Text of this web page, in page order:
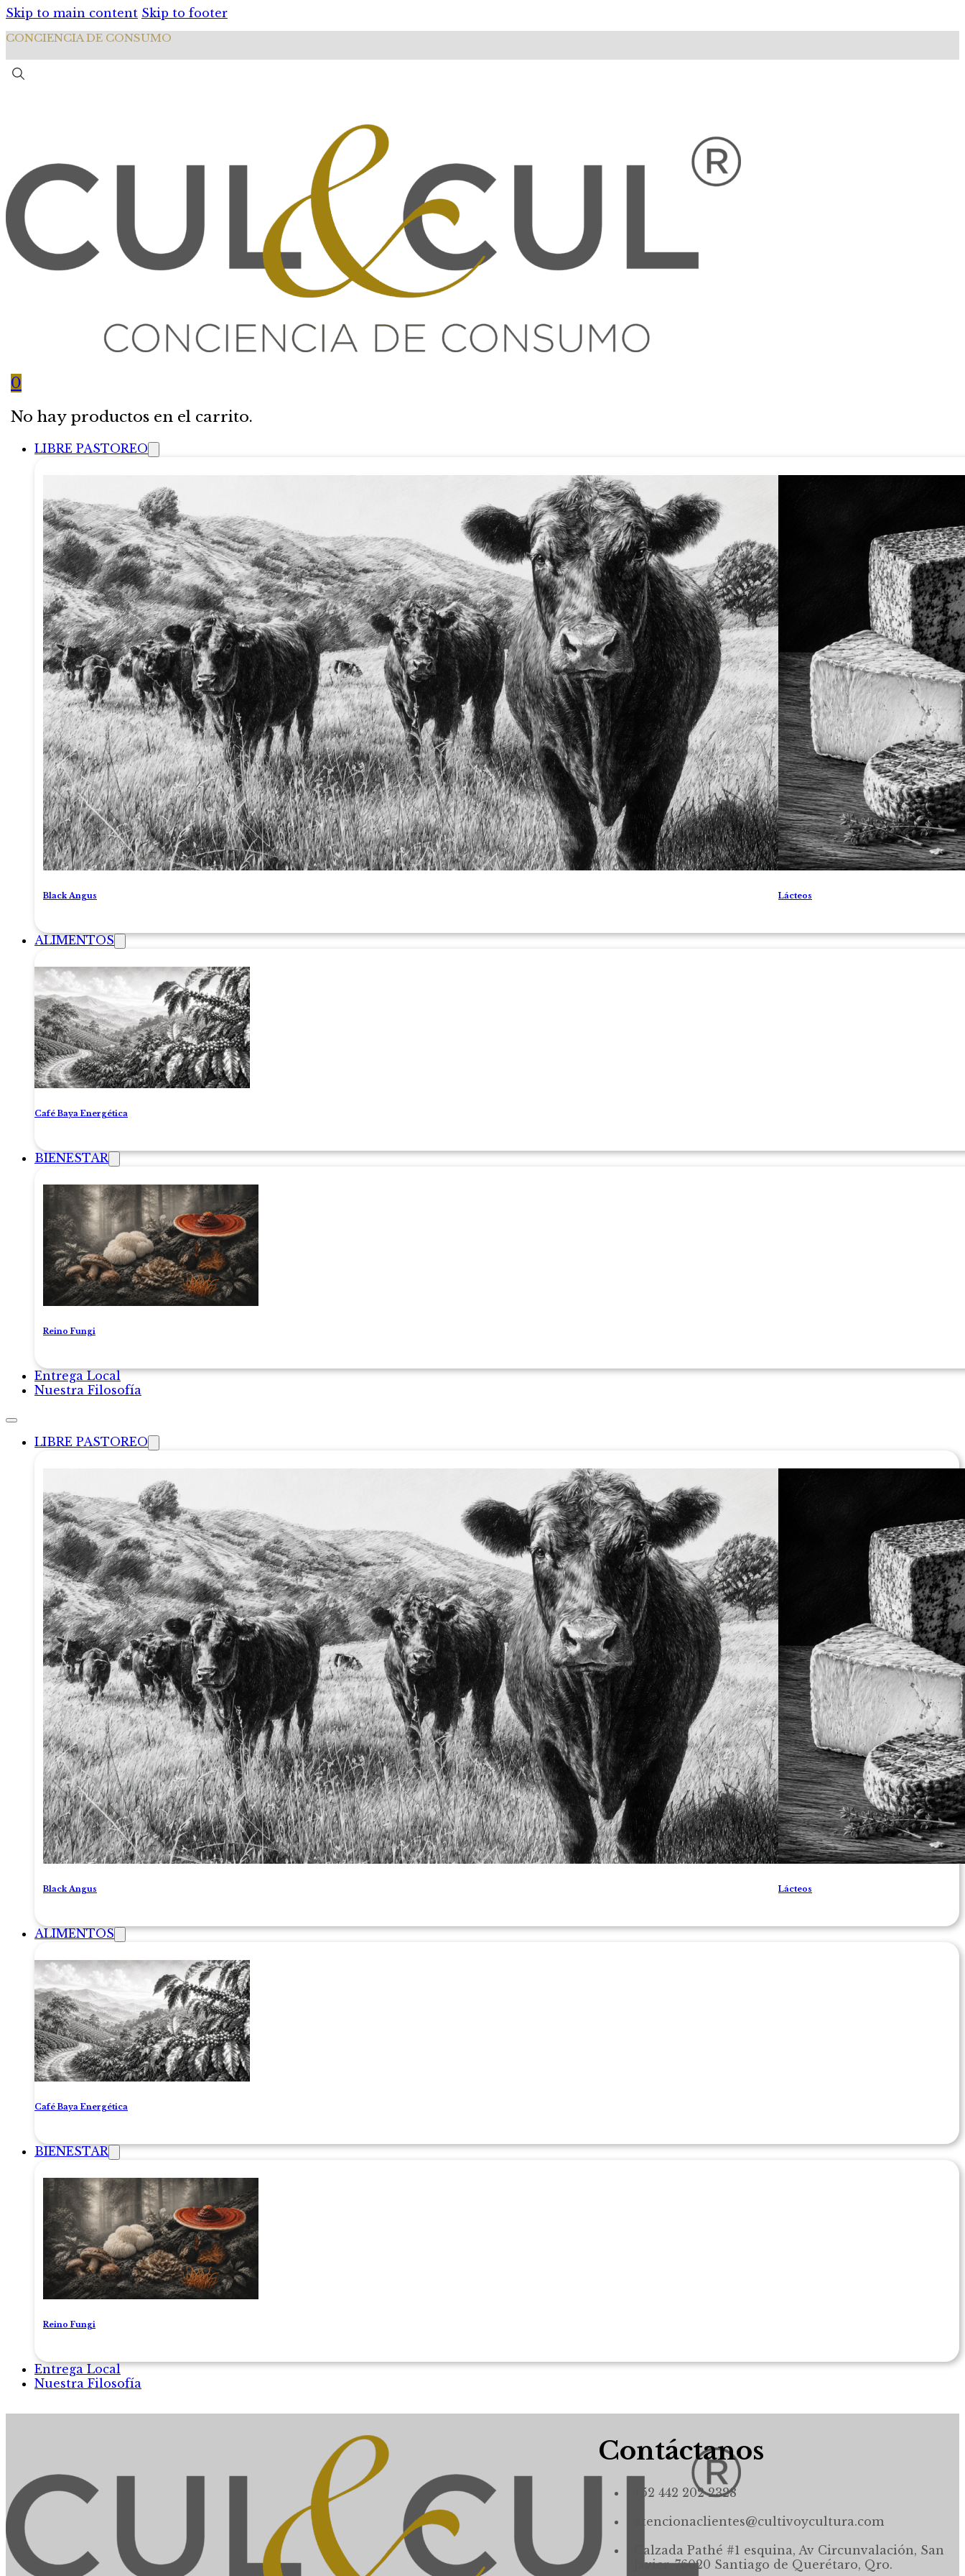
Skip to main content Skip to footer
CONCIENCIA DE CONSUMO
0
No hay productos en el carrito.
LIBRE PASTOREO
Black Angus Lácteos
ALIMENTOS
Café Baya Energética
BIENESTAR
Reino Fungi
Entrega Local
Nuestra Filosofía
LIBRE PASTOREO
Black Angus Lácteos
ALIMENTOS
Café Baya Energética
BIENESTAR
Reino Fungi
Entrega Local
Nuestra Filosofía
Contáctanos
+52 442 202 2328
atencionaclientes@cultivoycultura.com
Calzada Pathé #1 esquina, Av Circunvalación, San
Javier, 76020 Santiago de Querétaro, Qro.